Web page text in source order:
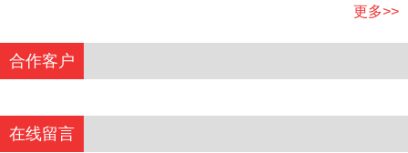
更多>>
合作客户
在线留言